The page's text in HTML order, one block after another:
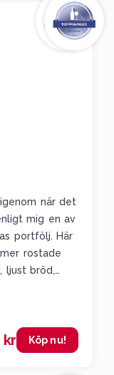
när det
mig en av
portfölj. Här
rostade
ljust bröd,
är minst
kr Köp nu!